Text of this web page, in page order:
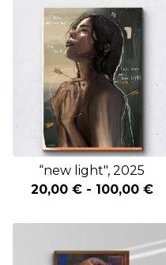
“new light", 2025
20,00 €- 100,00 €